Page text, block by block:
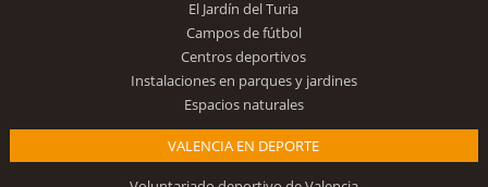
El Jardín del Turia
Campos de fútbol
Centros deportivos
Instalaciones en parques y jardines
Espacios naturales
VALENCIA EN DEPORTE